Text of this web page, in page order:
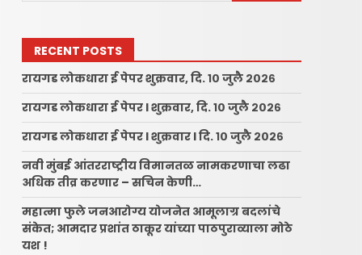
RECENT POSTS
रायगड लोकधारा ई पेपर शुक्रवार, दि. १० जुलै २०२६
रायगड लोकधारा ई पेपर l शुक्रवार, दि. १० जुलै २०२६
रायगड लोकधारा ई पेपर l शुक्रवार l दि. १० जुलै २०२६
नवी मुंबई आंतरराष्ट्रीय विमानतळ नामकरणाचा लढा
अधिक तीव्र करणार – सचिन केणी…
महात्मा फुले जनआरोग्य योजनेत आमूलाग्र बदलांचे
संकेत; आमदार प्रशांत ठाकूर यांच्या पाठपुराव्याला मोठे
यश !